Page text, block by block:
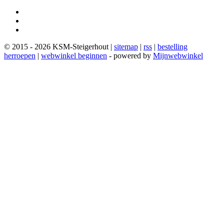
© 2015 - 2026 KSM-Steigerhout | sitemap | rss | bestelling
herroepen | webwinkel beginnen - powered by Mijnwebwinkel